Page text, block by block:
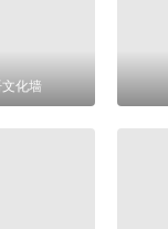
化墙